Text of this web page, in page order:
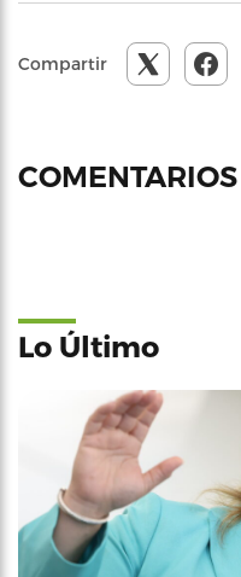
Compartir
COMENTARIOS
Lo Último